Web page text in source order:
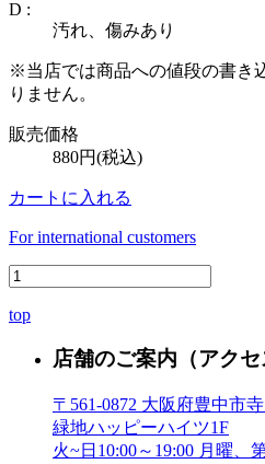
D :
汚れ、傷みあり
※当店では商品への値段の書き
りません。
販売価格
880円(税込)
カートに入れる
For international customers
top
店舗のご案内 （アク
〒561-0872 大阪府豊中市寺
緑地ハッピーハイツ1F
火~日10:00～19:00 月曜、